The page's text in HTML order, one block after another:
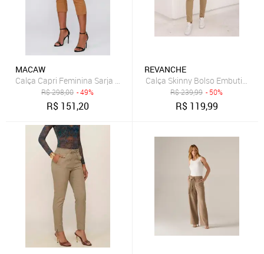
MACAW
Calça Capri Feminina Sarja com Elastano Modelagem Slim Bege
R$298,00 - 49%
R$ 151,20
REVANCHE
Calça Skinny Bolso Embutido
R$239,99 - 50%
R$ 119,99